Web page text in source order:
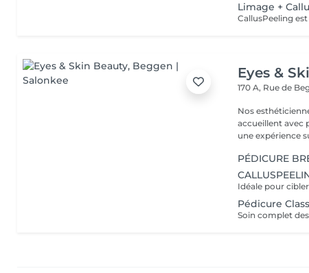
Limage +
Eyes &
170 A, Rue de
Nos
accueillent avec
une expérience
PÉDICURE
Pédicure